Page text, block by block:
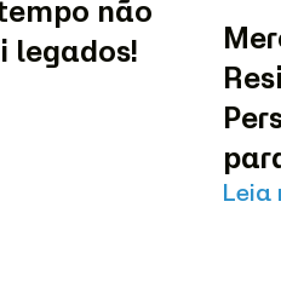
não
legados!
Leia